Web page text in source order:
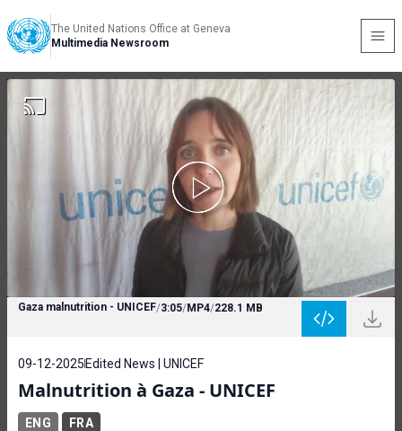
The United Nations Office at Geneva
Multimedia Newsroom
Gaza malnutrition - UNICEF/3:05/MP4/228.1 MB
09-12-2025 Edited News | UNICEF
Malnutrition à Gaza - UNICEF
ENG FRA